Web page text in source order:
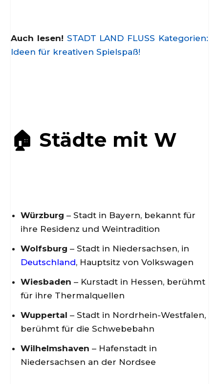
Auch lesen! STADT LAND FLUSS Kategorien:
Ideen für kreativen Spielspaß!
🏠 Städte mit W
Würzburg – Stadt in Bayern, bekannt für
ihre Residenz und Weintradition
Wolfsburg – Stadt in Niedersachsen, in
Deutschland, Hauptsitz von Volkswagen
Wiesbaden – Kurstadt in Hessen, berühmt
für ihre Thermalquellen
Wuppertal – Stadt in Nordrhein-Westfalen,
berühmt für die Schwebebahn
Wilhelmshaven – Hafenstadt in
Niedersachsen an der Nordsee